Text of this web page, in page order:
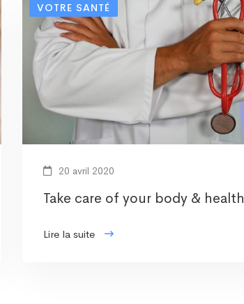
VOTRE SANTÉ
20 avril 2020
Take care of your body & health
Lire la suite